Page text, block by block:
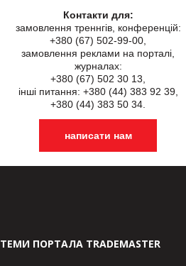
Контакти для:
замовлення треннгів, конференцій:
+380 (67) 502-99-00,
замовлення реклами на порталі,
журналах:
+380 (67) 502 30 13,
інші питання: +380 (44) 383 92 39,
+380 (44) 383 50 34.
написати нам
ТЕМИ ПОРТАЛА TRADEMASTER